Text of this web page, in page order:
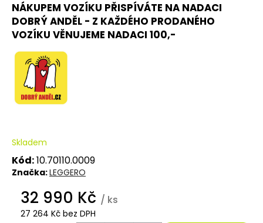
NÁKUPEM VOZÍKU PŘISPÍVÁTE NA NADACI
DOBRÝ ANDĚL - Z KAŽDÉHO PRODANÉHO
VOZÍKU VĚNUJEME NADACI 100,-
Skladem
Kód:10.70110.0009
Značka:LEGGERO
32 990 Kč / ks
27 264 Kč bez DPH
p
o
r
č
m